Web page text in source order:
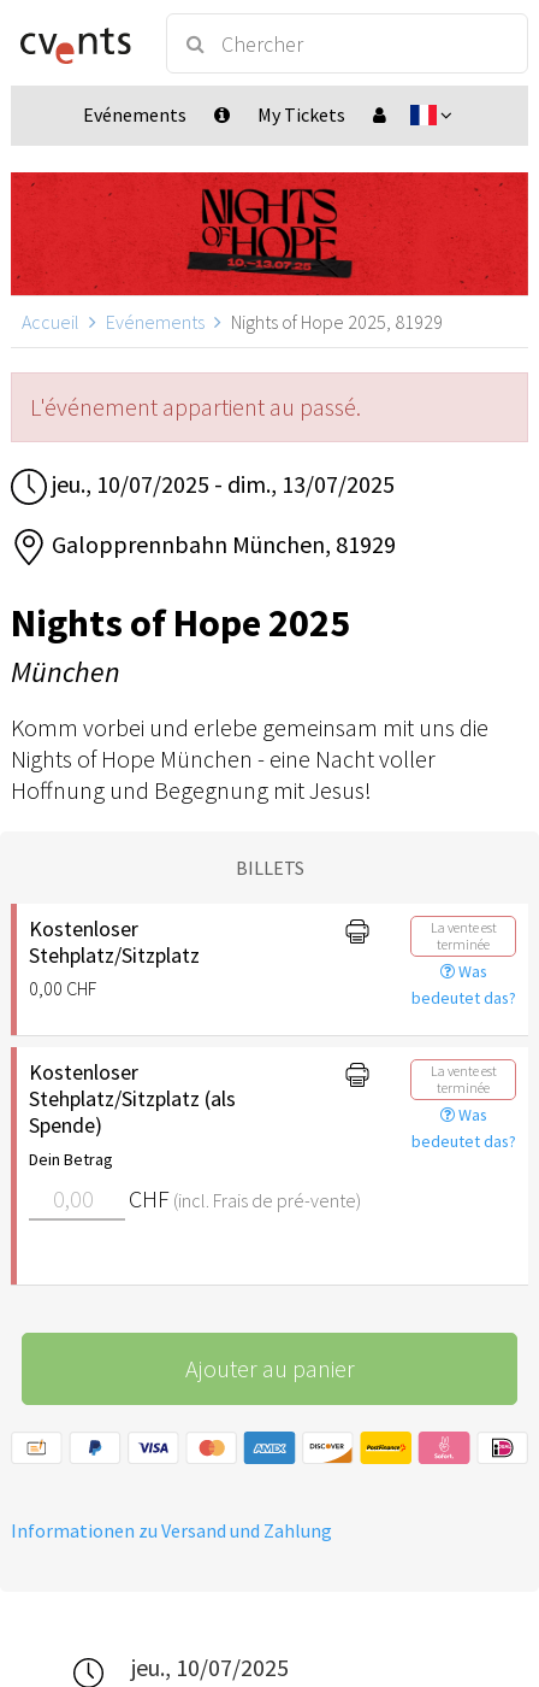
Evénements My Tickets
Accueil Evénements Nights of Hope 2025, 81929
L'événement appartient au passé.
jeu., 10/07/2025 - dim., 13/07/2025
Galopprennbahn München, 81929
Nights of Hope 2025
München
Komm vorbei und erlebe gemeinsam mit uns die
Nights of Hope München - eine Nacht voller
Hoffnung und Begegnung mit Jesus!
BILLETS
Kostenloser
Stehplatz/Sitzplatz
0,00 CHF
La vente est
terminée
Was
bedeutet das?
Kostenloser
Stehplatz/Sitzplatz (als
Spende)
Dein Betrag
CHF (incl. Frais de pré-vente)
La vente est
terminée
Was
bedeutet das?
Ajouter au panier
Informationen zu Versand und Zahlung
jeu., 10/07/2025